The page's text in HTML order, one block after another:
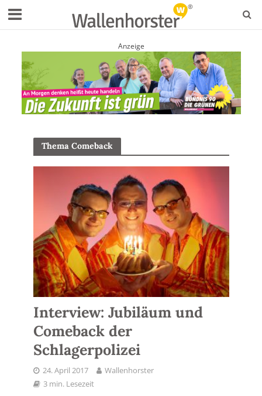
Anzeige
Thema Comeback
Interview: Jubiläum und
Comeback der
Schlagerpolizei
24. April 2017
Wallenhorster
3 min. Lesezeit